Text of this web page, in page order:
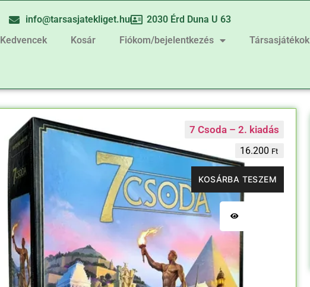
info@tarsasjatekliget.hu
2030 Érd Duna U 63
Kedvencek
Kosár Fiókom/bejelentkezés Társasjátékok
7 Csoda – 2. kiadás
16.200 Ft
KOSÁRBA TESZEM